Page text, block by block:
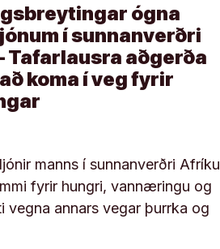
ógna
í sunnanverðri
Tafarlausra aðgerða
koma í veg fyrir
manns í sunnanverðri Afríku
fyrir hungri, vannæringu og
vegna annars vegar þurrka og